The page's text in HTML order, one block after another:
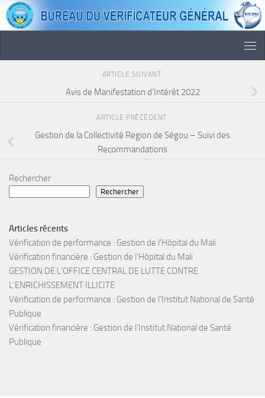
Skip to content
ARTICLE SUIVANT
Avis de Manifestation d’Intérêt 2022
ARTICLE PRÉCÉDENT
Gestion de la Collectivité Region de Ségou – Suivi des
Recommandations
Rechercher
Rechercher
Articles récents
Vérification de performance : Gestion de l’Hôpital du Mali
Vérification financière : Gestion de l’Hôpital du Mali
GESTION DE L’OFFICE CENTRAL DE LUTTE CONTRE
L’ENRICHISSEMENT ILLICITE
Vérification de performance : Gestion de l’Institut National de Santé
Publique
Vérification financière : Gestion de l’Institut National de Santé
Publique